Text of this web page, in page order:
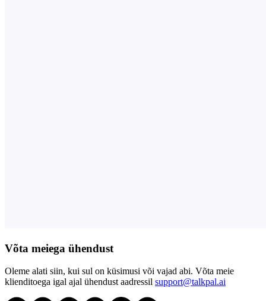
Võta meiega ühendust
Oleme alati siin, kui sul on küsimusi või vajad abi. Võta meie
klienditoega igal ajal ühendust aadressil support@talkpal.ai